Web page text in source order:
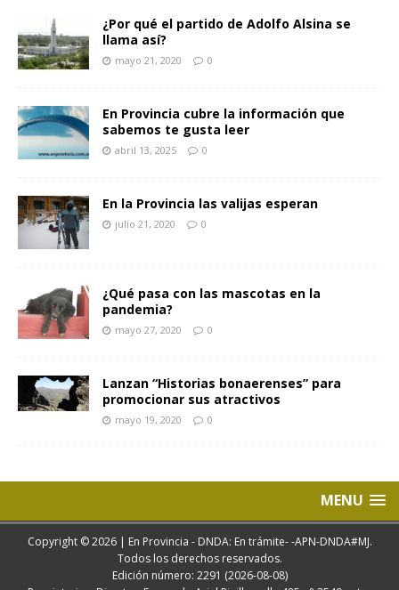
¿Por qué el partido de Adolfo Alsina se
llama así?
mayo 21, 2020 0
En Provincia cubre la información que
sabemos te gusta leer
abril 13, 2025 0
En la Provincia las valijas esperan
julio 21, 2020 0
¿Qué pasa con las mascotas en la
pandemia?
mayo 27, 2020 0
Lanzan “Historias bonaerenses” para
promocionar sus atractivos
mayo 19, 2020 0
MENU
Copyright © 2026 | En Provincia - DNDA: En trámite- -APN-DNDA#MJ.
Todos los derechos reservados.
Edición número: 2291 (2026-08-08)